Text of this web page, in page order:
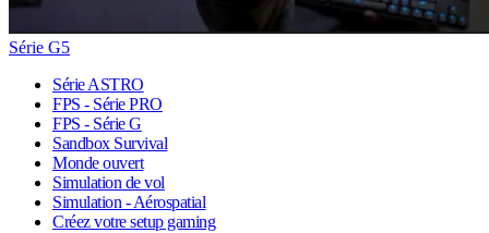
Série G5
Série ASTRO
FPS - Série PRO
FPS - Série G
Sandbox Survival
Monde ouvert
Simulation de vol
Simulation - Aérospatial
Créez votre setup gaming